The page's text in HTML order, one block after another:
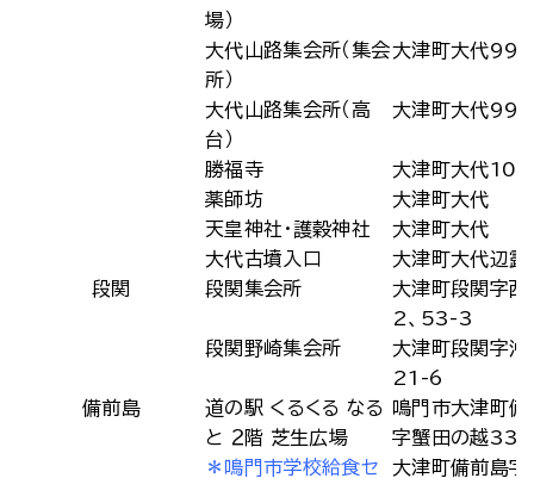
場）
大代山路集会所（集会
所）
大津町大代
大代山路集会所（高
台）
大津町大代
勝福寺
大津町大代
薬師坊
大津町大代
天皇神社・護穀神社
大津町大代
大代古墳入口
大津町大代辺露
段関
段関集会所
大津町段関字
2、53-3
段関野崎集会所
大津町段関字沖
21-6
備前島
道の駅 くるくる なる
と ２階 芝生広場
鳴門市大津町備
字蟹田の越
＊鳴門市学校給食セ
大津町備前島字